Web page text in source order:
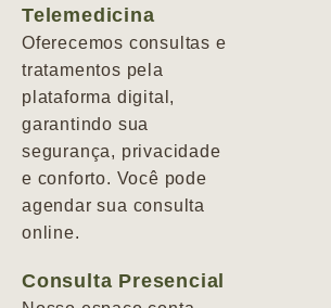
Telemedicina
Oferecemos consultas e
tratamentos pela
plataforma digital,
garantindo sua
segurança, privacidade
e conforto. Você pode
agendar sua consulta
online.
Consulta Presencial